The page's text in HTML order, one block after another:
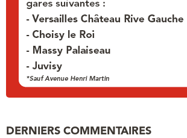
DERNIERS COMMENTAIRES